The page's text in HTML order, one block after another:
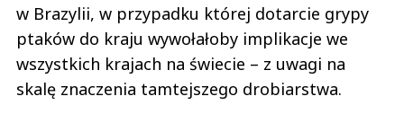
w Brazylii, w przypadku której dotarcie grypy
ptaków do kraju wywołałoby implikacje we
wszystkich krajach na świecie – z uwagi na
skalę znaczenia tamtejszego drobiarstwa.